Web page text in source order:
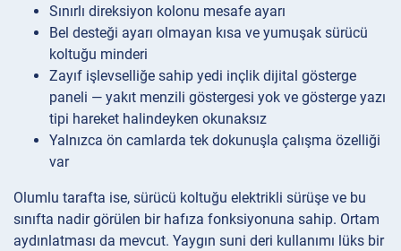
Sınırlı direksiyon kolonu mesafe ayarı
Bel desteği ayarı olmayan kısa ve yumuşak sürücü
koltuğu minderi
Zayıf işlevselliğe sahip yedi inçlik dijital gösterge
paneli — yakıt menzili göstergesi yok ve gösterge yazı
tipi hareket halindeyken okunaksız
Yalnızca ön camlarda tek dokunuşla çalışma özelliği
var
Olumlu tarafta ise, sürücü koltuğu elektrikli sürüşe ve bu
sınıfta nadir görülen bir hafıza fonksiyonuna sahip. Ortam
aydınlatması da mevcut. Yaygın suni deri kullanımı lüks bir